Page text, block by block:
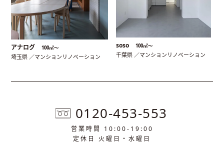
アナログ 100㎡〜
埼玉県 ／マンションリノベーション
soso 100㎡〜
千葉県 ／マンションリノベーション
0120-453-553
営業時間 10:00-19:00
定休日 火曜日・水曜日